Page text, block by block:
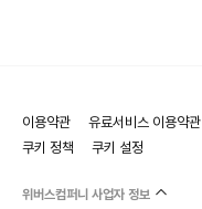
이용약관 유료서비스 이용약관
쿠키 정책
쿠키 설정
위버스컴퍼니 사업자 정보